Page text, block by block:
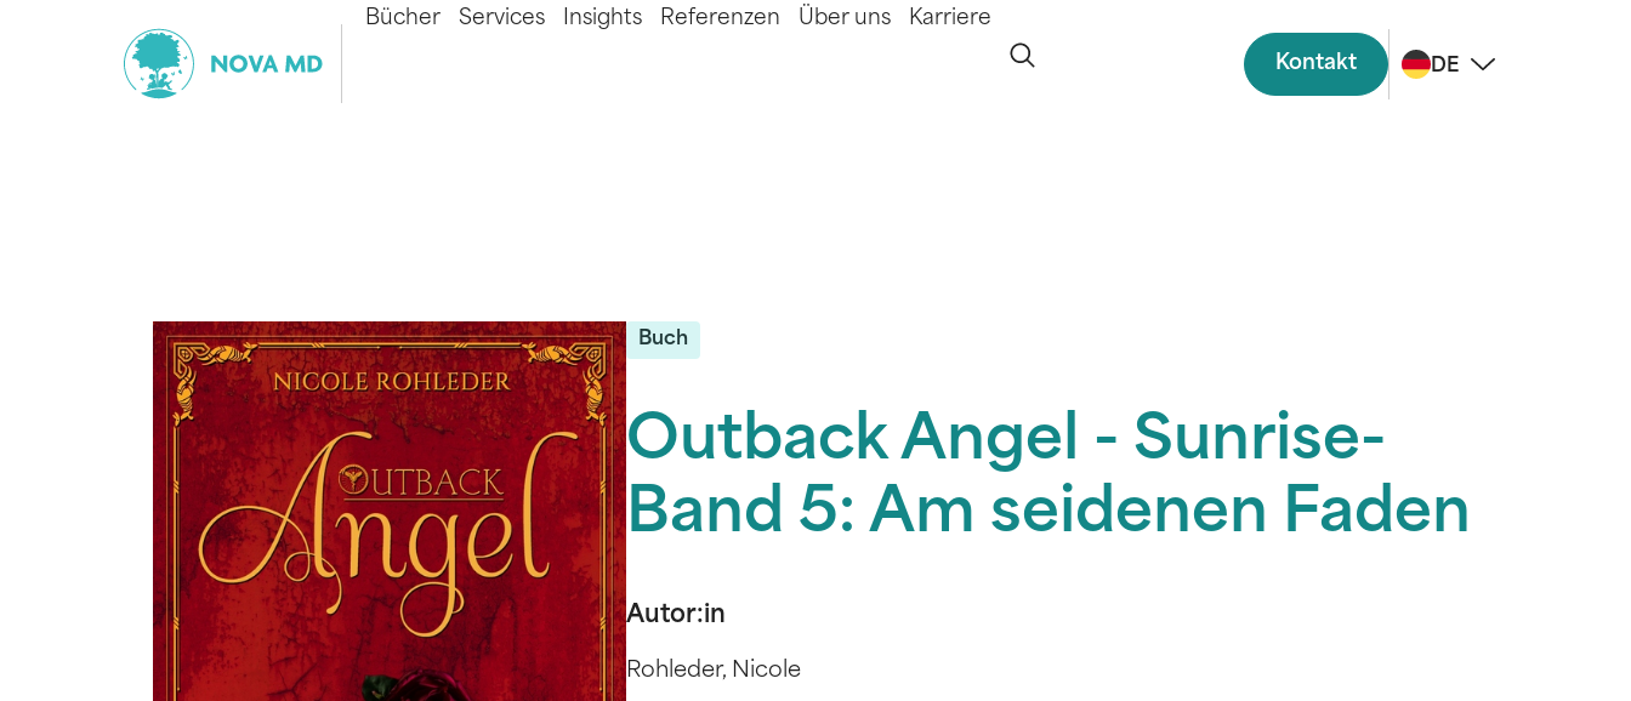
Bücher Services Insights Referenzen Über uns Karriere
Kontakt DE
Buch
Outback Angel - Sunrise-
Band 5: Am seidenen Faden
Autor:in
Rohleder, Nicole